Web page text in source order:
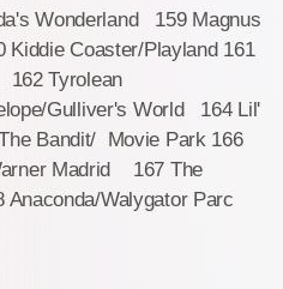
Wonderland 159 Magnus
Coaster/Playland 161
162 Tyrolean
Gulliver's World 164 Lil'
Bandit/ Movie Park 166
Madrid 167 The
Walygator Parc